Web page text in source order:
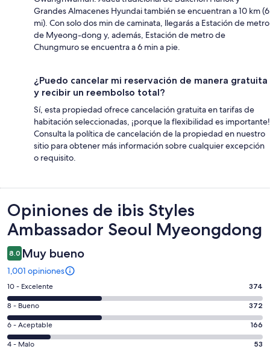
Grandes Almacenes Hyundai también se encuentran a 10 km (6
mi). Con solo dos min de caminata, llegarás a Estación de metro
de Myeong-dong y, además, Estación de metro de
Chungmuro se encuentra a 6 min a pie.
¿Puedo cancelar mi reservación de manera gratuita
y recibir un reembolso total?
Sí, esta propiedad ofrece cancelación gratuita en tarifas de
habitación seleccionadas, ¡porque la flexibilidad es importante!
Consulta la política de cancelación de la propiedad en nuestro
sitio para obtener más información sobre cualquier excepción
o requisito.
Opiniones
Opiniones de ibis Styles
Ambassador Seoul Myeongdong
8.0 Muy bueno
1,001 opiniones
Puntuación
de
10,
es
decir,
10 - Excelente 374
Puntuación
de
8,
es
8 - Bueno 372
Puntuación
de
6 - Aceptable 166
Puntuación
4 - Malo 53